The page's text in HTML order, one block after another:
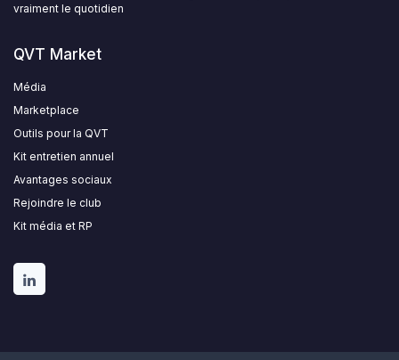
vraiment le quotidien
QVT Market
Média
Marketplace
Outils pour la QVT
Kit entretien annuel
Avantages sociaux
Rejoindre le club
Kit média et RP